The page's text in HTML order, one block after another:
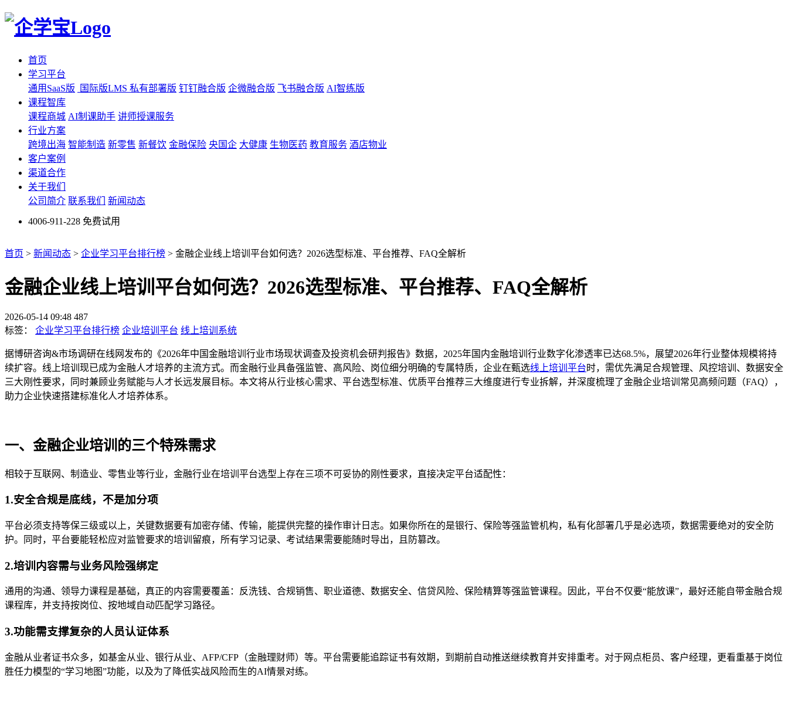
首页
学习平台
通用SaaS版
国际版LMS 私有部署版 钉钉融合版 企微融合版 飞书融合版 AI智练版
课程智库
课程商城 AI制课助手 讲师授课服务
行业方案
跨境出海 智能制造 新零售 新餐饮 金融保险 央国企 大健康 生物医药 教育服务 酒店物业
客户案例
渠道合作
关于我们
公司简介 联系我们 新闻动态
4006-911-228 免费试用
首页 > 新闻动态 > 企业学习平台排行榜 > 金融企业线上培训平台如何选？2026选型标准、平台推荐、FAQ全解析
金融企业线上培训平台如何选？2026选型标准、平台推荐、FAQ全解析
2026-05-14 09:48 487
标签：
企业学习平台排行榜 企业培训平台 线上培训系统
据博研咨询&市场调研在线网发布的《2026年中国金融培训行业市场现状调查及投资机会研判报告》数据，2025年国内金融培训行业数字化渗透率已达68.5%，展望2026年行业整体规模将持
续扩容。线上培训现已成为金融人才培养的主流方式。而金融行业具备强监管、高风险、岗位细分明确的专属特质，企业在甄选线上培训平台时，需优先满足合规管理、风控培训、数据安全
三大刚性要求，同时兼顾业务赋能与人才长远发展目标。本文将从行业核心需求、平台选型标准、优质平台推荐三大维度进行专业拆解，并深度梳理了金融企业培训常见高频问题（FAQ），
助力企业快速搭建标准化人才培养体系。
一、金融企业培训的三个特殊需求
相较于互联网、制造业、零售业等行业，金融行业在培训平台选型上存在三项不可妥协的刚性要求，直接决定平台适配性：
1.安全合规是底线，不是加分项
平台必须支持等保三级或以上，关键数据要有加密存储、传输，能提供完整的操作审计日志。如果你所在的是银行、保险等强监管机构，私有化部署几乎是必选项，数据需要绝对的安全防
护。同时，平台要能轻松应对监管要求的培训留痕，所有学习记录、考试结果需要能随时导出，且防篡改。
2.培训内容需与业务风险强绑定
通用的沟通、领导力课程是基础，真正的内容需要覆盖 ：反洗钱、合规销售、职业道德、数据安全、信贷风险、保险精算等强监管课程。因此，平台不仅要“能放课”，最好还能自带金融合规
课程库，并支持按岗位、按地域自动匹配学习路径。
3.功能需支撑复杂的人员认证体系
金融从业者证书众多，如基金从业、银行从业、 AFP/CFP （金融理财师）等。平台需要能追踪证书有效期，到期前自动推送继续教育并安排重考。对于网点柜员、客户经理，更看重基于岗位
胜任力模型的“学习地图”功能，以及为了降低实战风险而生的AI情景对练。